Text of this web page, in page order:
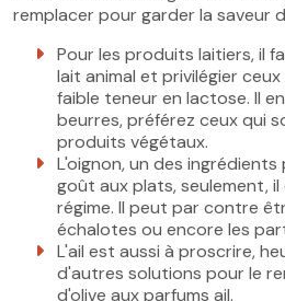
remplacer pour garder la saveur
Pour les produits laitiers, il
lait animal et privilégier
faible teneur en lactose. Il
beurres, préférez ceux qui
produits végétaux.
L'oignon, un des
goût aux plats, seulement,
régime. Il peut par contre
échalotes ou encore les
L'ail est aussi à proscrire,
d'autres solutions pour le
d'olive aux parfums ail.